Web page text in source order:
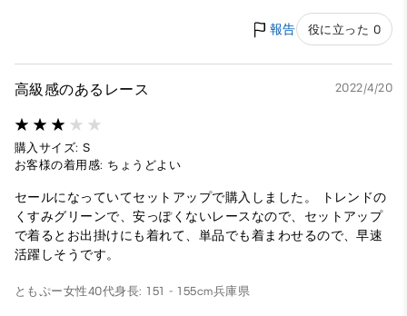
報告 役に立った 0
高級感のあるレース 2022/4/20
購入サイズ: S
お客様の着用感: ちょうどよい
セールになっていてセットアップで購入しました。 トレンドの
くすみグリーンで、安っぽくないレースなので、セットアップ
で着るとお出掛けにも着れて、単品でも着まわせるので、早速
活躍しそうです。
ともぷー女性40代身長: 151 - 155cm兵庫県